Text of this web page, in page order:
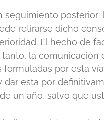
seguimiento posterior:
retirarse dicho
El hecho de
la comunicación
por esta
esta por
un año, salvo que